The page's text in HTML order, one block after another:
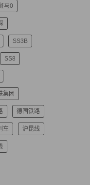
马0
SS3B
SS8
集团
德国铁路
车 沪昆线